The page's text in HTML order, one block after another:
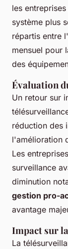
les
système plus
répartis entre
mensuel pour
des
Évaluation
Un retour sur
réduction des
l'amélioration
Les
surveillance
diminution
gestion pro-
avantage
Impact sur
La